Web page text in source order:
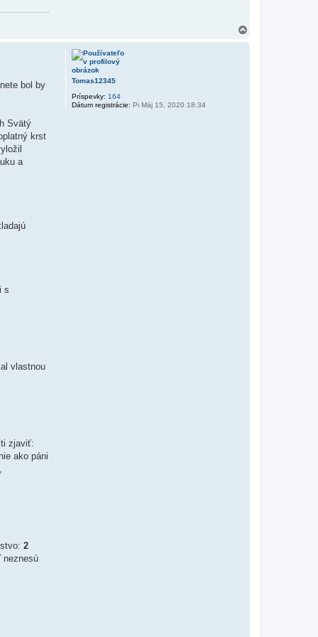
Tomas12345
Príspevky: 164
Dátum registrácie: Pi Máj 15, 2020 18:34
bol by
Svätý
krst
a
s
vlastnou
zjaviť:
ako páni
2
neznesú